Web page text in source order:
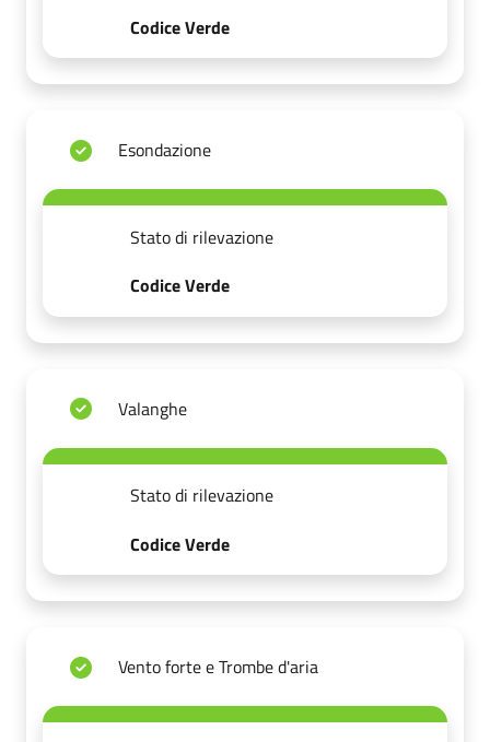
Codice Verde
Esondazione
Stato di rilevazione
Codice Verde
Valanghe
Stato di rilevazione
Codice Verde
Vento forte e Trombe d'aria